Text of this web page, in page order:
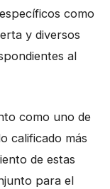
como
y diversos
al
como uno de
calificado más
de estas
para el